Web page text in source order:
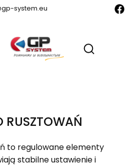
system.eu
Otwórz
RUSZTOWAŃ
to regulowane elementy
stabilne ustawienie i